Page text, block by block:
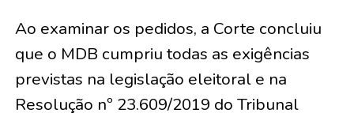
Ao examinar os pedidos, a Corte concluiu
que o MDB cumpriu todas as exigências
previstas na legislação eleitoral e na
Resolução nº 23.609/2019 do Tribunal